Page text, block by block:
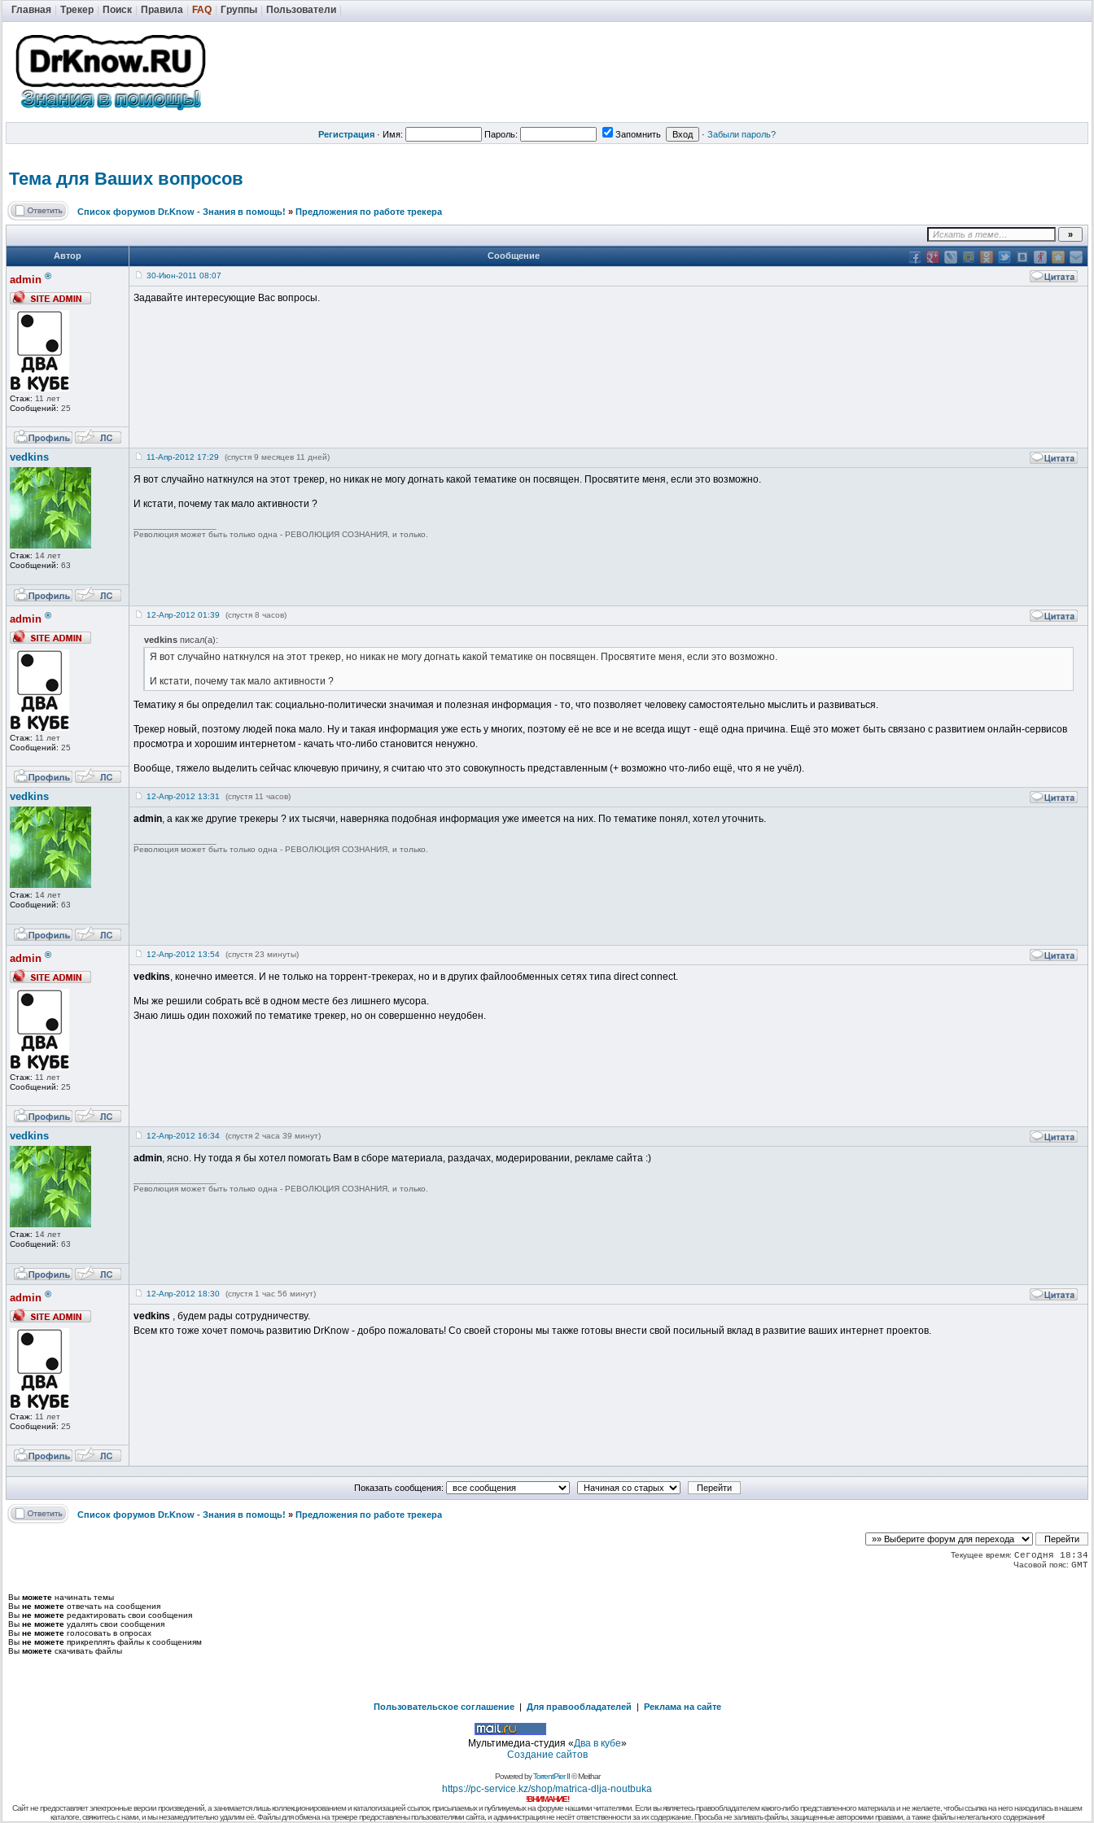
Главная Трекер Поиск Правила FAQ Группы Пользователи
Регистрация · Имя: Пароль: Запомнить · Забыли пароль?
Тема для Ваших вопросов
Список форумов Dr.Know - Знания в помощь! » Предложения по работе трекера
Автор Сообщение
admin ®
Стаж: 11 лет
Сообщений: 25
30-Июн-2011 08:07
Задавайте интересующие Вас вопросы.
vedkins
Стаж: 14 лет
Сообщений: 63
11-Апр-2012 17:29 (спустя 9 месяцев 11 дней)
Я вот случайно наткнулся на этот трекер, но никак не могу догнать какой тематике он посвящен. Просвятите меня, если это возможно.
И кстати, почему так мало активности ?
Революция может быть только одна - РЕВОЛЮЦИЯ СОЗНАНИЯ, и только.
admin ®
Стаж: 11 лет
Сообщений: 25
12-Апр-2012 01:39 (спустя 8 часов)
vedkinsписал(а):
Я вот случайно наткнулся на этот трекер, но никак не могу догнать какой тематике он посвящен. Просвятите меня, если это возможно.
И кстати, почему так мало активности ?
Тематику я бы определил так: социально-политически значимая и полезная информация - то, что позволяет человеку самостоятельно мыслить и развиваться.
Трекер новый, поэтому людей пока мало. Ну и такая информация уже есть у многих, поэтому её не все и не всегда ищут - ещё одна причина. Ещё это может быть связано с развитием онлайн-сервисов
просмотра и хорошим интернетом - качать что-либо становится ненужно.
Вообще, тяжело выделить сейчас ключевую причину, я считаю что это совокупность представленным (+ возможно что-либо ещё, что я не учёл).
vedkins
Стаж: 14 лет
Сообщений: 63
12-Апр-2012 13:31 (спустя 11 часов)
admin, а как же другие трекеры ? их тысячи, наверняка подобная информация уже имеется на них. По тематике понял, хотел уточнить.
Революция может быть только одна - РЕВОЛЮЦИЯ СОЗНАНИЯ, и только.
admin ®
Стаж: 11 лет
Сообщений: 25
12-Апр-2012 13:54 (спустя 23 минуты)
vedkins, конечно имеется. И не только на торрент-трекерах, но и в других файлообменных сетях типа direct connect.
Мы же решили собрать всё в одном месте без лишнего мусора.
Знаю лишь один похожий по тематике трекер, но он совершенно неудобен.
vedkins
Стаж: 14 лет
Сообщений: 63
12-Апр-2012 16:34 (спустя 2 часа 39 минут)
admin, ясно. Ну тогда я бы хотел помогать Вам в сборе материала, раздачах, модерировании, рекламе сайта :)
Революция может быть только одна - РЕВОЛЮЦИЯ СОЗНАНИЯ, и только.
admin ®
Стаж: 11 лет
Сообщений: 25
12-Апр-2012 18:30 (спустя 1 час 56 минут)
vedkins , будем рады сотрудничеству.
Всем кто тоже хочет помочь развитию DrKnow - добро пожаловать! Со своей стороны мы также готовы внести свой посильный вклад в развитие ваших интернет проектов.
Показать сообщения:
Список форумов Dr.Know - Знания в помощь! » Предложения по работе трекера
Текущее время: Сегодня 18:34
Часовой пояс: GMT
Вы можете начинать темы
Вы не можете отвечать на сообщения
Вы не можете редактировать свои сообщения
Вы не можете удалять свои сообщения
Вы не можете голосовать в опросах
Вы не можете прикреплять файлы к сообщениям
Вы можете скачивать файлы
Пользовательское соглашение | Для правообладателей | Реклама на сайте
Мультимедиа-студия «Два в кубе»
Создание сайтов
Powered byTorrentPier II© Meithar
https://pc-service.kz/shop/matrica-dlja-noutbuka
!ВНИМАНИЕ!
Сайт не предоставляет электронные версии произведений, а занимается лишь коллекционированием и каталогизацией ссылок, присылаемых и публикуемых на форуме нашими читателями. Если вы являетесь правообладателем какого-либо представленного материала и не желаете, чтобы ссылка на него находилась в нашем
каталоге, свяжитесь с нами, и мы незамедлительно удалим её. Файлы для обмена на трекере предоставлены пользователями сайта, и администрация не несёт ответственности за их содержание. Просьба не заливать файлы, защищенные авторскими правами, а также файлы нелегального содержания!